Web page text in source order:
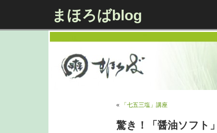
まほろばblog
« 「七五三塩」講座
驚き！「醤油ソフト